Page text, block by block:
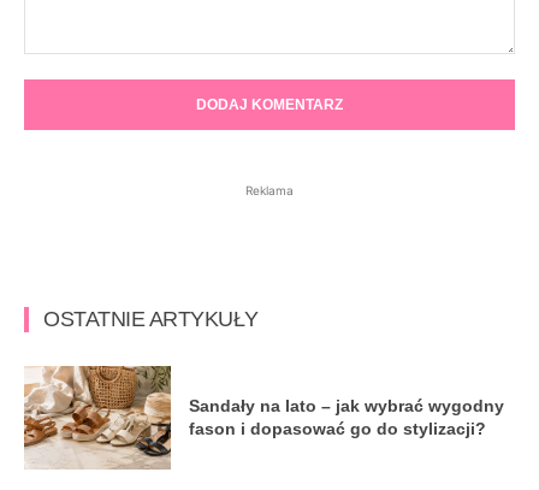
Reklama
OSTATNIE ARTYKUŁY
Sandały na lato – jak wybrać wygodny
fason i dopasować go do stylizacji?